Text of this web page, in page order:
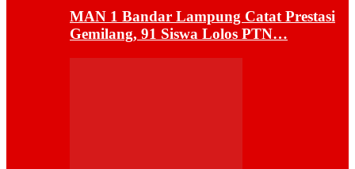
MAN 1 Bandar Lampung Catat Prestasi
Gemilang, 91 Siswa Lolos PTN…